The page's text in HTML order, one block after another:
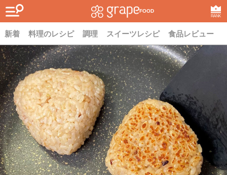
FOOD
RANK
新着 料理のレシピ 調理 スイーツレシピ 食品レビュー